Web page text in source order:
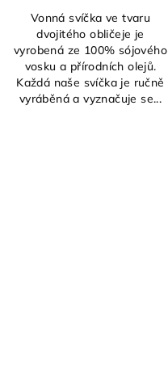
Vonná svíčka ve tvaru
dvojitého obličeje je
vyrobená ze 100% sójového
vosku a přírodních olejů.
Každá naše svíčka je ručně
vyráběná a vyznačuje se...